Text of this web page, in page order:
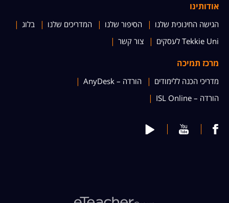
אודותינו
הגישה החינוכית שלנו הסיפור שלנו המדריכים שלנו
בלוג
Tekkie Uni לעסקים
צור קשר
מרכז תמיכה
מדריכי הכנה ללימודים
הורדה – AnyDesk
הורדה – ISL Online